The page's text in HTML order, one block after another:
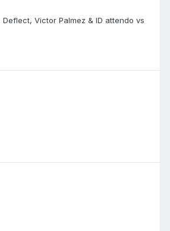
Victor Palmez & ID attendo vs